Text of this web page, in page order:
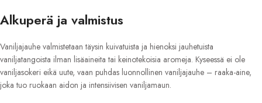
Alkuperä ja valmistus
Vaniljajauhe valmistetaan täysin kuivatuista ja hienoksi jauhetuista
vaniljatangoista ilman lisäaineita tai keinotekoisia aromeja. Kyseessä ei ole
vaniljasokeri eikä uute, vaan puhdas luonnollinen vaniljajauhe – raaka-aine,
joka tuo ruokaan aidon ja intensiivisen vaniljamaun.